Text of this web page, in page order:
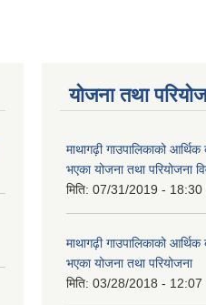
योजना तथा
माथागढ़ी गाउपालिकाको
भएका योजना तथा परियोजना
मिति: 07/31/2019 - 18:30
माथागढ़ी गाउपालिकाको
भएका योजना तथा परियोजना
मिति: 03/28/2018 - 12:07